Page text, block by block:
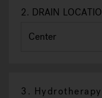
2. DRAIN
3.